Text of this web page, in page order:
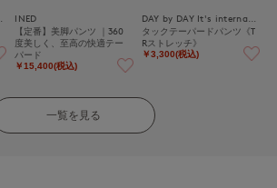
INED
【定番】美脚パンツ ｜360
度美しく、至高の快適テー
パード
￥15,400(税込)
タックテーパードパンツ《T
Rストレッチ》
￥3,300(税込)
一覧を見る